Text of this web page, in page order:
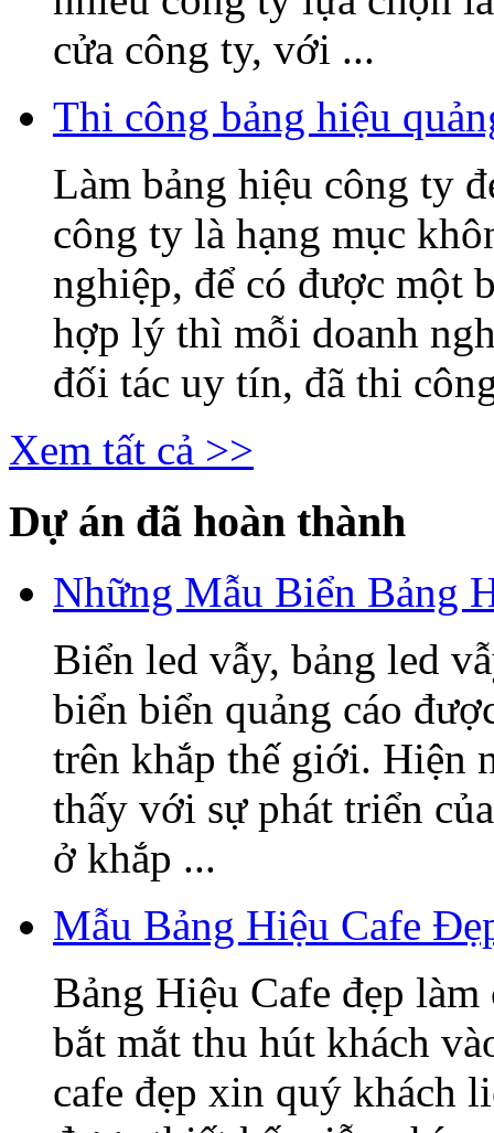
cửa công ty, với ...
Thi công bảng hiệu
Làm bảng hiệu công ty
công ty là hạng mục
nghiệp, để có được một
hợp lý thì mỗi doanh
đối tác uy tín, đã thi
Xem tất cả >>
Dự án đã hoàn thành
Những Mẫu Biển Bảng
Biển led vẫy, bảng led
biển biển quảng cáo
trên khắp thế giới. Hiện
thấy với sự phát triển
ở khắp ...
Mẫu Bảng Hiệu Cafe
Bảng Hiệu Cafe đẹp
bắt mắt thu hút khách
cafe đẹp xin quý khách